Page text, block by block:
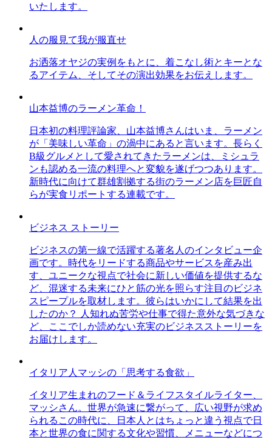
いたします。
人の服見て我が服直せ
お洒落オヤジの実例をもとに、着こなし術とキーとな
るアイテム、そしてその演出効果をお伝えします。
山本益博のラーメン革命！
日本初の料理評論家、山本益博さんはいま、ラーメン
が「美味しい革命」の渦中にあると言います。長らく
B級グルメとして愛されてきたラーメンは、ミシュラ
ンも認める一流の料理へと変貌を遂げつつあります。
新時代に向けて群雄割拠する街のラーメン店を巨匠自
らが実食リポートする連載です。
ビジネス ストーリー
ビジネスの第一線で活躍する著名人のインタビュー企
画です。時代をリードする商品やサービスを産み出
す、ユニークな視点で社会に新しい価値を提供するな
ど、混迷する未来にひと筋の光を照らす注目のビジネ
スピープルを取材します。彼らはいかにして結果を出
したのか？ 人知れぬ苦労や仕事で得た意外な気づきな
ど、ここでしか読めない充実のビジネスストーリーを
お届けします。
イタリア人マッシの「思考する食欲」
イタリア生まれのフード＆ライフスタイルライター、
マッシさん。世界が急速に繋がって、広い視野が求め
られるこの時代に、日本人とはちょっと違う視点で日
本と世界の食に関する文化や習慣、メニューなどにつ